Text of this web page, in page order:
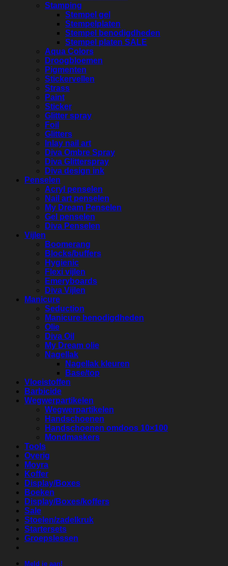
Stamping
Stempel gel
Stempelplaten
Stempel benodigdheden
Stempel platen SALE
Aqua Colors
Droogbloemen
Pigmenten
Stickervellen
Strass
Paint
Sticker
Glitter spray
Foil
Glitters
Inlay nail art
Diva Ombre Spray
Diva Glitterspray
Diva design ink
Penselen
Acryl penselen
Nail art penselen
My Dream Penselen
Gel penselen
Diva Penselen
Vijlen
Boomerang
Blocks/buffers
Hygienic
Flexi vijlen
Emeryboards
Diva Vijlen
Manicure
Seduction
Manicure benodigdheden
Olie
Diva Oil
My Dream olie
Nagellak
Nagellak kleuren
Base/top
Vloeistoffen
Barbicide
Wegwerpartikelen
Wegwerpartikelen
Handschoenen
Handschoenen omdoos 10×100
Mondmaskers
Tools
Overig
Moyra
Koffer
Display/Boxes
Boeken
Display/Boxes/koffers
Sale
Stoelen/zadelkruk
Startersets
Groepslessen
Meld je aan!